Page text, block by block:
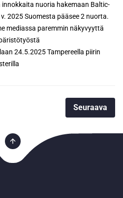
innokkaita nuoria hakemaan Baltic-
2025 Suomesta pääsee 2 nuorta.
mediassa paremmin näkyvyyttä
24.5.2025 Tampereella piirin
Seuraava